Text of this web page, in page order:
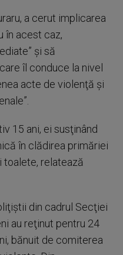
a cerut implicarea
în acest caz,
şi să
îl conduce la nivel
acte de violenţă şi
15 ani, ei susţinând
în clădirea primăriei
toalete, relatează
din cadrul Secţiei
au reţinut pentru 24
bănuit de comiterea